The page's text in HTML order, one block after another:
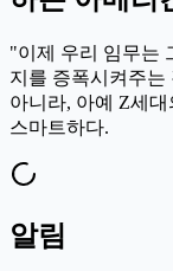
"이제 우리 임무는
지를 증폭시켜주
아니라, 아예 Z세
스마트하다.
알림